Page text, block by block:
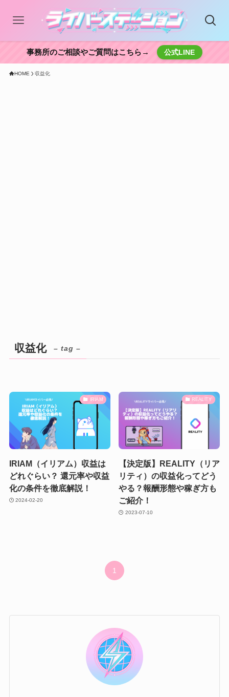
事務所のご相談やご質問はこちら→ 公式LINE
HOME 収益化
収益化 – tag –
IRIAM
IRIAM（イリアム）収益は
どれぐらい？ 還元率や収益
化の条件を徹底解説！
2024-02-20
REALITY
【決定版】REALITY（リア
リティ）の収益化ってどう
やる？報酬形態や稼ぎ方も
ご紹介！
2023-07-10
1